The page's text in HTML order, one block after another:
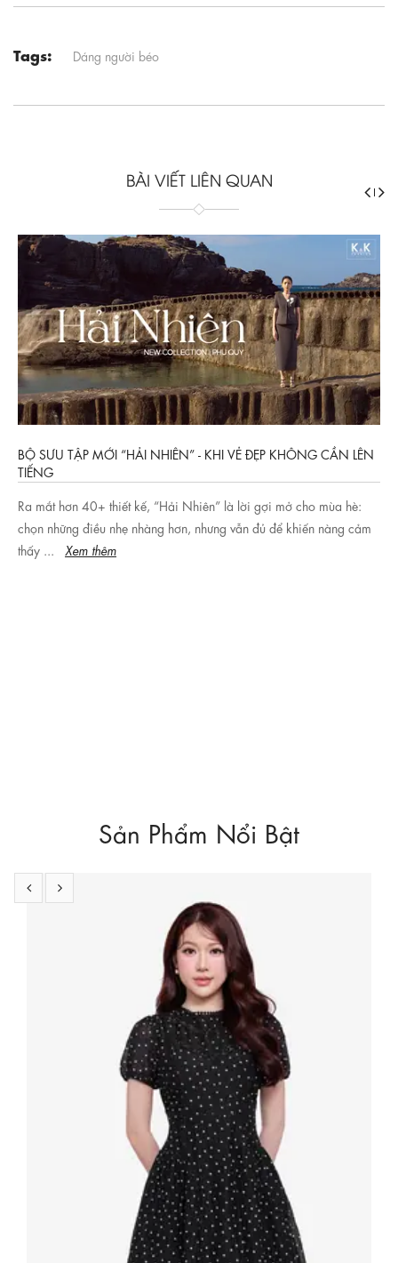
Tags: Dáng người béo
BÀI VIẾT LIÊN QUAN
Sản Phẩm Nổi Bật